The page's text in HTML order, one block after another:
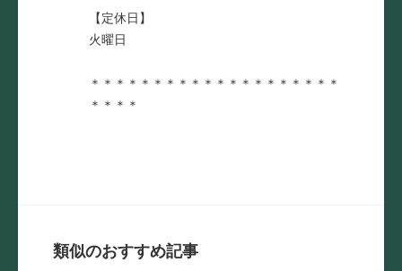
【定休日】
火曜日
＊＊＊＊＊＊＊＊＊＊＊＊＊＊＊＊＊＊＊＊
＊＊＊＊
類似のおすすめ記事